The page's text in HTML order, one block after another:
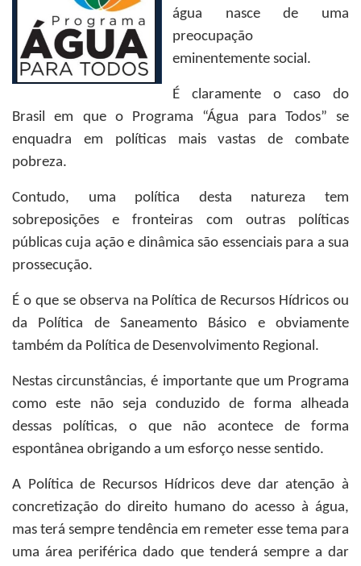
água nasce de uma
preocupação
eminentemente social.
É claramente o caso do
Brasil em que o Programa “Água para Todos” se
enquadra em políticas mais vastas de combate
pobreza.
Contudo, uma política desta natureza tem
sobreposições e fronteiras com outras políticas
públicas cuja ação e dinâmica são essenciais para a sua
prossecução.
É o que se observa na Política de Recursos Hídricos ou
da Política de Saneamento Básico e obviamente
também da Política de Desenvolvimento Regional.
Nestas circunstâncias, é importante que um Programa
como este não seja conduzido de forma alheada
dessas políticas, o que não acontece de forma
espontânea obrigando a um esforço nesse sentido.
A Política de Recursos Hídricos deve dar atenção à
concretização do direito humano do acesso à água,
mas terá sempre tendência em remeter esse tema para
uma área periférica dado que tenderá sempre a dar